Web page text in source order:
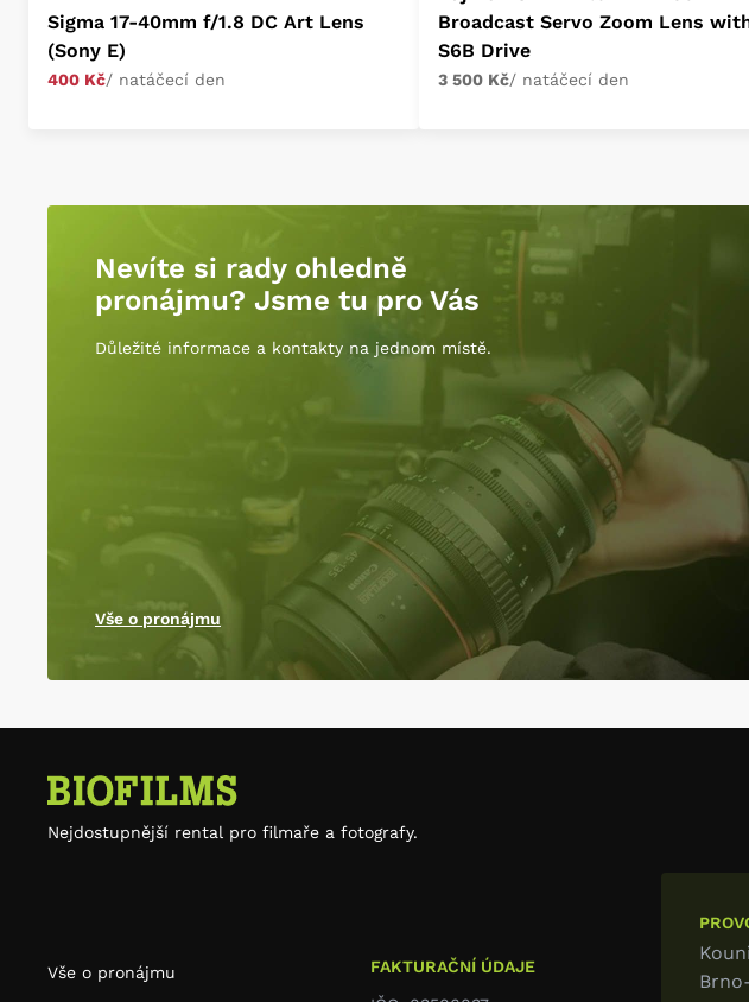
Sigma 17-40mm f/1.8 DC Art Lens
(Sony E)
400 Kč/ natáčecí den
Broadcast Servo Zoom Lens
S6B Drive
3 500 Kč/ natáčecí den
Nevíte si rady ohledně
pronájmu? Jsme tu pro Vás
Důležité informace a kontakty na jednom místě.
Vše o pronájmu
Nejdostupnější rental pro filmaře a fotografy.
Vše o pronájmu
FAKTURAČNÍ ÚDAJE